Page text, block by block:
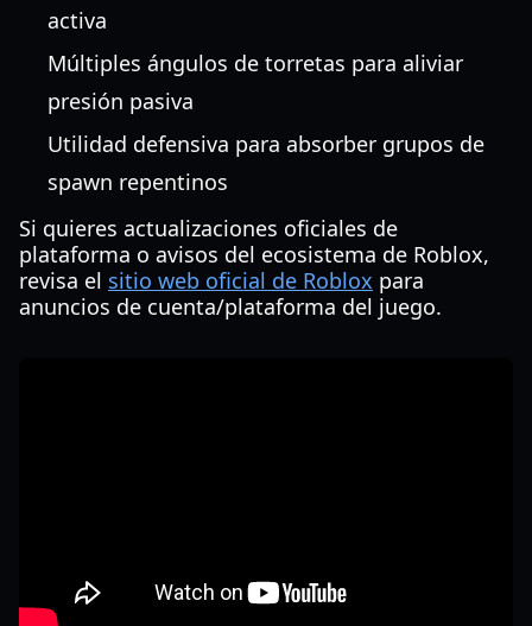
activa
Múltiples ángulos de torretas para aliviar
presión pasiva
Utilidad defensiva para absorber grupos de
spawn repentinos
Si quieres actualizaciones oficiales de
plataforma o avisos del ecosistema de Roblox,
revisa el sitio web oficial de Roblox para
anuncios de cuenta/plataforma del juego.